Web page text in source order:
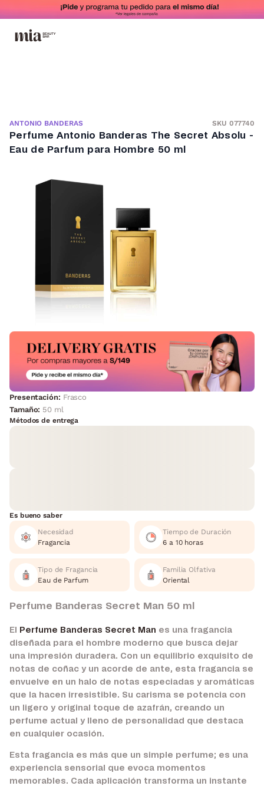
ANTONIO BANDERAS SKU 077740
Perfume Antonio Banderas The Secret Absolu -
Eau de Parfum para Hombre 50 ml
Presentación: Frasco
Tamaño: 50 ml
Métodos de entrega
Es bueno saber
Necesidad
Fragancia
Tiempo de Duración
6 a 10 horas
Tipo de Fragancia
Eau de Parfum
Familia Olfativa
Oriental
Perfume Banderas Secret Man 50 ml
El Perfume Banderas Secret Man es una fragancia
diseñada para el hombre moderno que busca dejar
una impresión duradera. Con un equilibrio exquisito de
notas de coñac y un acorde de ante, esta fragancia se
envuelve en un halo de notas especiadas y aromáticas
que la hacen irresistible. Su carisma se potencia con
un ligero y original toque de azafrán, creando un
perfume actual y lleno de personalidad que destaca
en cualquier ocasión.
Esta fragancia es más que un simple perfume; es una
experiencia sensorial que evoca momentos
memorables. Cada aplicación transforma un instante